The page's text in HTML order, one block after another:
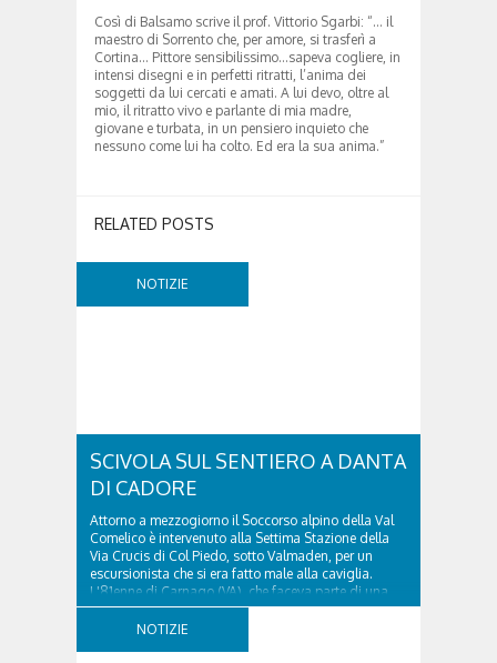
Così di Balsamo scrive il prof. Vittorio Sgarbi: “… il
maestro di Sorrento che, per amore, si trasferì a
Cortina… Pittore sensibilissimo…sapeva cogliere, in
intensi disegni e in perfetti ritratti, l’anima dei
soggetti da lui cercati e amati. A lui devo, oltre al
mio, il ritratto vivo e parlante di mia madre,
giovane e turbata, in un pensiero inquieto che
nessuno come lui ha colto. Ed era la sua anima.”
RELATED POSTS
NOTIZIE
SCIVOLA SUL SENTIERO A DANTA
DI CADORE
Attorno a mezzogiorno il Soccorso alpino della Val
Comelico è intervenuto alla Settima Stazione della
Via Crucis di Col Piedo, sotto Valmaden, per un
escursionista che si era fatto male alla caviglia.
L'81enne di Carnago (VA), che faceva parte di una
comitiva e aveva riportato un trauma...
NOTIZIE